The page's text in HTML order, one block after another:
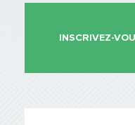
INSCRIVEZ-